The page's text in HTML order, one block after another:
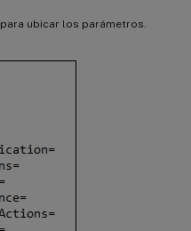
para ubicar los parámetros.